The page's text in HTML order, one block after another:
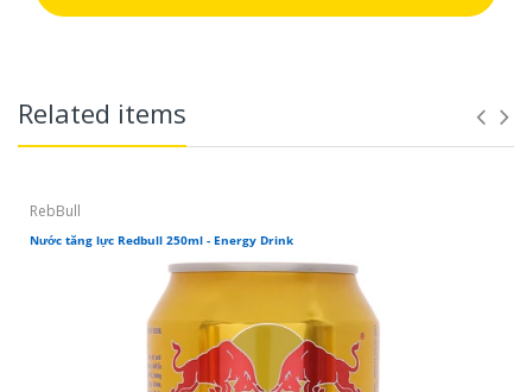
Related items
RebBull
Nước tăng lực Redbull 250ml - Energy Drink